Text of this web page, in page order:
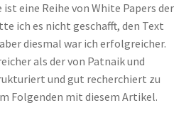
eine Reihe von White Papers der
ich es nicht geschafft, den Text
diesmal war ich erfolgreicher.
als der von Patnaik und
und gut recherchiert zu
Folgenden mit diesem Artikel.